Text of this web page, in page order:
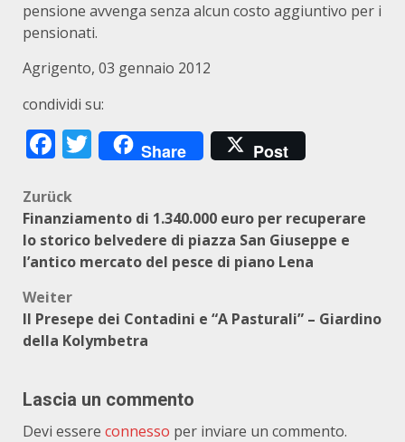
pensione avvenga senza alcun costo aggiuntivo per i
pensionati.
Agrigento, 03 gennaio 2012
condividi su:
Facebook
Twitter
Share Post
Beitragsnavigation
Zurück
Finanziamento di 1.340.000 euro per recuperare
lo storico belvedere di piazza San Giuseppe e
l’antico mercato del pesce di piano Lena
Weiter
Il Presepe dei Contadini e “A Pasturali” – Giardino
della Kolymbetra
Lascia un commento
Devi essere connesso per inviare un commento.